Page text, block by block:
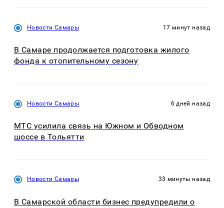
Новости Самары 17 минут назад
В Самаре продолжается подготовка жилого
фонда к отопительному сезону
Новости Самары 6 дней назад
МТС усилила связь на Южном и Обводном
шоссе в Тольятти
Новости Самары 33 минуты назад
В Самарской области бизнес предупредили о